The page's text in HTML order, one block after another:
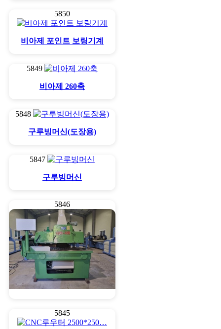
5850
비아제 포인트 보링기계
5849
비아제 260축
5848
구루빙머신(도장용)
5847
구루빙머신
5846
5845